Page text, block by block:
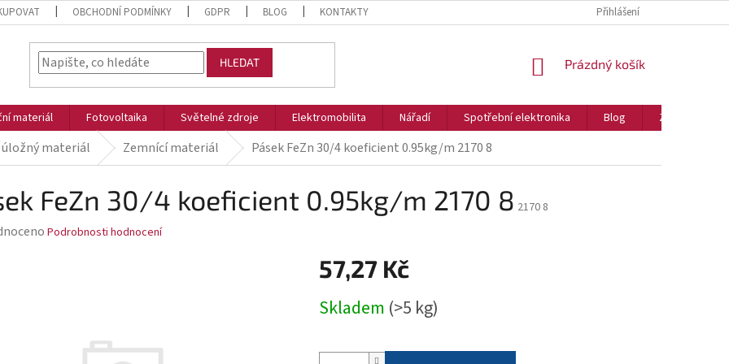
OBCHODNÍ PODMÍNKY GDPR BLOG KONTAKTY Přihlášení
HLEDAT
NÁKUPNÍ
Prázdný košík
materiál Fotovoltaika Světelné zdroje Elektromobilita Nářadí Spotřební elektronika Blog Značky
úložný materiál Zemnící materiál Pásek FeZn 30/4 koeficient 0.95kg/m 2170 8
FeZn 30/4 koeficient 0.95kg/m 2170 8 2170 8
Podrobnosti hodnocení
57,27 Kč
cena:
Skladem (>5 kg)